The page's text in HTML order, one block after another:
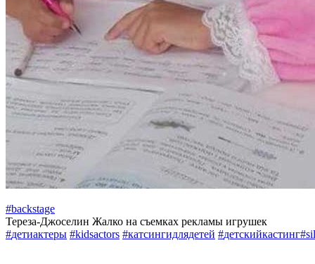
#backstage
Тереза-Джоселин Жалко на съемках рекламы игрушек
#детиактеры #kidsactors #катсингидлядетей #детскийкастинг#